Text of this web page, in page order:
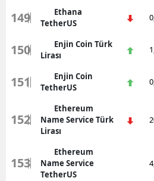
149
Ethana
TetherUS
150
Enjin Coin Türk
Lirası
151
Enjin Coin
TetherUS
152
Ethereum
Name Service Türk
Lirası
153
Ethereum
Name Service
TetherUS